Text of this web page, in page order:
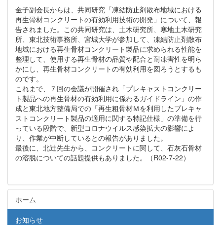
金子副会長からは、共同研究「凍結防止剤散布地域における
再生骨材コンクリートの有効利用技術の開発」について、報
告されました。この共同研究は、土木研究所、寒地土木研究
所、東北技術事務所、宮城大学が参加して、凍結防止剤散布
地域における再生骨材コンクリート製品に求められる性能を
整理して、使用する再生骨材の品質や配合と耐凍害性を明ら
かにし、再生骨材コンクリートの有効利用を図ろうとするも
のです。
これまで、７回の会議が開催され「プレキャストコンクリー
ト製品への再生骨材の有効利用に係わるガイドライン」の作
成と東北地方整備局での「再生粗骨材Ｍを利用したプレキャ
ストコンクリート製品の適用に関する特記仕様」の準備を行
っている段階で、新型コロナウイルス感染拡大の影響によ
り、作業が中断しているとの報告がありました。
最後に、北辻先生から、コンクリートに関して、石灰石骨材
の溶脱についての話題提供もありました。（R02-7-22）
ホーム
お知らせ